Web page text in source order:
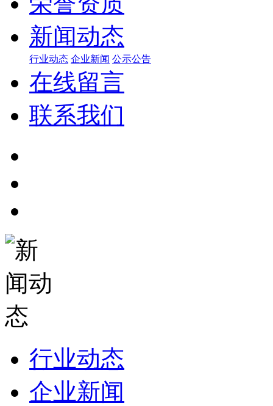
新闻动态
行业动态 企业新闻 公示公告
在线留言
联系我们
行业动态
企业新闻